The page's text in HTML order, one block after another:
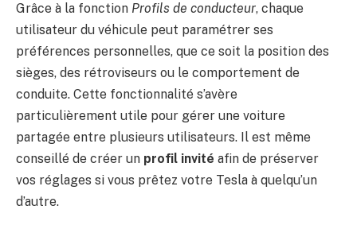
Grâce à la fonction Profils de conducteur, chaque
utilisateur du véhicule peut paramétrer ses
préférences personnelles, que ce soit la position des
sièges, des rétroviseurs ou le comportement de
conduite. Cette fonctionnalité s’avère
particulièrement utile pour gérer une voiture
partagée entre plusieurs utilisateurs. Il est même
conseillé de créer un profil invité afin de préserver
vos réglages si vous prêtez votre Tesla à quelqu’un
d’autre.